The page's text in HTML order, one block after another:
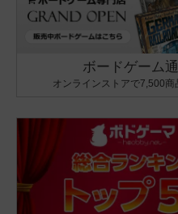
ボードゲーム
オンラインストアで7,500商